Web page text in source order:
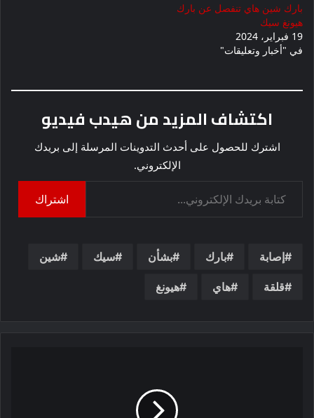
بارك شين هاي تنفصل عن بارك
هيونغ سيك
19 فبراير، 2024
في "أخبار وتعليقات"
اكتشاف المزيد من هيدب فيديو
اشترك للحصول على أحدث التدوينات المرسلة إلى بريدك
الإلكتروني.
اشتراك
إصابة بارك بشأن سيك شين
قلقة هاي هيونغ